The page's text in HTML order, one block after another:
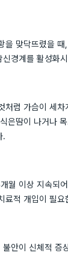
을 맞닥뜨렸을
경계를 활성화
처럼 가슴이 세
은땀이 나거나
.
월 이상 지속되
료적 개입이 필요
안이 신체적 증